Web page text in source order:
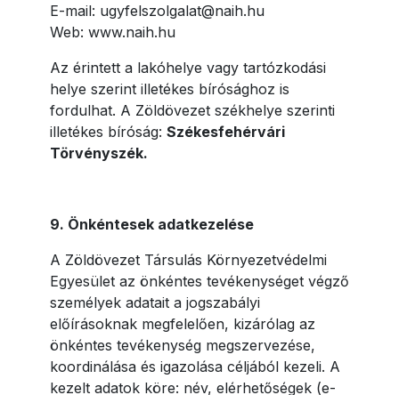
E-mail: ugyfelszolgalat@naih.hu
Web: www.naih.hu
Az érintett a lakóhelye vagy tartózkodási
helye szerint illetékes bírósághoz is
fordulhat. A Zöldövezet székhelye szerinti
illetékes bíróság: Székesfehérvári
Törvényszék.
9. Önkéntesek adatkezelése
A Zöldövezet Társulás Környezetvédelmi
Egyesület az önkéntes tevékenységet végző
személyek adatait a jogszabályi
előírásoknak megfelelően, kizárólag az
önkéntes tevékenység megszervezése,
koordinálása és igazolása céljából kezeli. A
kezelt adatok köre: név, elérhetőségek (e-